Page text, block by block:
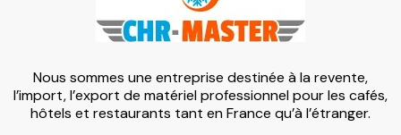
Nous sommes une entreprise destinée à la revente,
l’import, l’export de matériel professionnel pour les cafés,
hôtels et restaurants tant en France qu’à l’étranger.